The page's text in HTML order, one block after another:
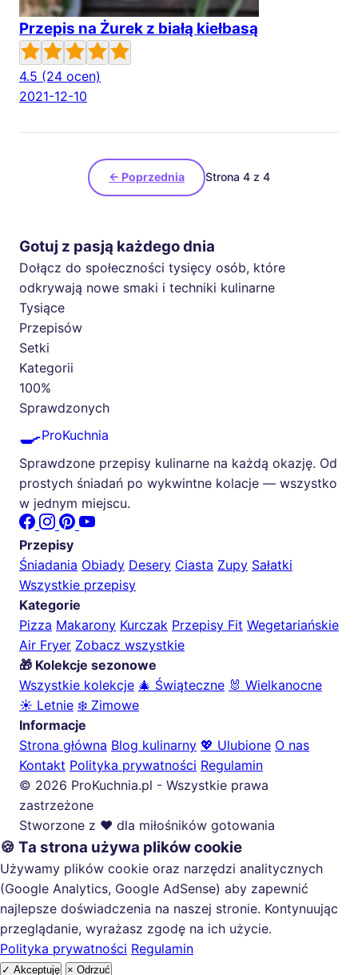
Przepis na Żurek z białą kiełbasą
4.5 (24 ocen)
2021-12-10
← Poprzednia Strona 4 z 4
Gotuj z pasją każdego dnia
Dołącz do społeczności tysięcy osób, które
odkrywają nowe smaki i techniki kulinarne
Tysiące
Przepisów
Setki
Kategorii
100%
Sprawdzonych
🍳ProKuchnia
Sprawdzone przepisy kulinarne na każdą okazję. Od
prostych śniadań po wykwintne kolacje — wszystko
w jednym miejscu.
Przepisy
Śniadania Obiady Desery Ciasta Zupy Sałatki
Wszystkie przepisy
Kategorie
Pizza Makarony Kurczak Przepisy Fit Wegetariańskie
Air Fryer Zobacz wszystkie
🎁 Kolekcje sezonowe
Wszystkie kolekcje 🎄 Świąteczne 🐰 Wielkanocne
☀️ Letnie ❄️ Zimowe
Informacje
Strona główna Blog kulinarny 💖 Ulubione O nas
Kontakt Polityka prywatności Regulamin
© 2026 ProKuchnia.pl - Wszystkie prawa
zastrzeżone
Stworzone z ❤️ dla miłośników gotowania
🍪 Ta strona używa plików cookie
Używamy plików cookie oraz narzędzi analitycznych
(Google Analytics, Google AdSense) aby zapewnić
najlepsze doświadczenia na naszej stronie. Kontynuując
przeglądanie, wyrażasz zgodę na ich użycie.
Polityka prywatności Regulamin
✓ Akceptuję × Odrzuć